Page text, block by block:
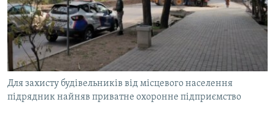
Для захисту будівельників від місцевого населення
підрядник найняв приватне охоронне підприємство